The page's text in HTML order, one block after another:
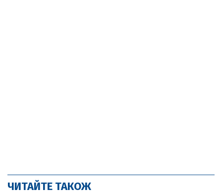
ЧИТАЙТЕ ТАКОЖ